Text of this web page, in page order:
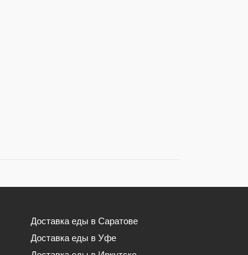
Доставка еды в Саратове
Доставка еды в Уфе